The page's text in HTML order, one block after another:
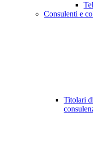
Consulenti e
Titolari